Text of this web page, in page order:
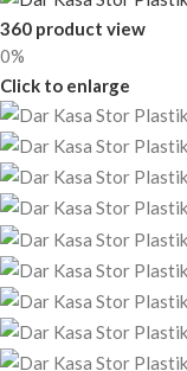
360 product view
0%
Click to enlarge